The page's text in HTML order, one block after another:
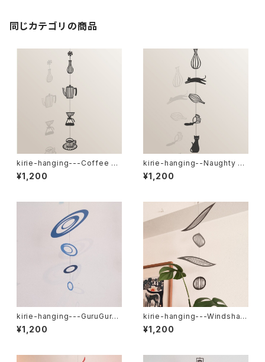
同じカテゴリの商品
kirie-hanging---Coffee br
eak（ペーパーオーナメント・コ
ーヒーブレイク）
¥1,200
kirie-hanging--Naughty Ca
t（ペーパーオーナメント・イタズ
ラ猫）
¥1,200
kirie-hanging---GuruGuru r
ing（ペーパーオーナメント）
¥1,200
kirie-hanging---Windshap
e（ハンギングモビール）
¥1,200